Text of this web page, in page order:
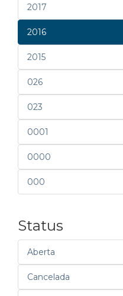
2017
2016
2015
026
023
0001
0000
000
Status
Aberta
Cancelada